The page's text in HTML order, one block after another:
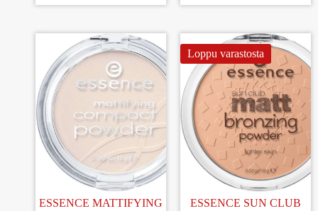
ESSENCE MATTIFYING
Loppu varastosta
ESSENCE SUN CLUB